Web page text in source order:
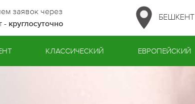
заявок через
- круглосуточно
БЕШКЕНТ
КЛАССИЧЕСКИЙ ЕВРОПЕЙСКИЙ